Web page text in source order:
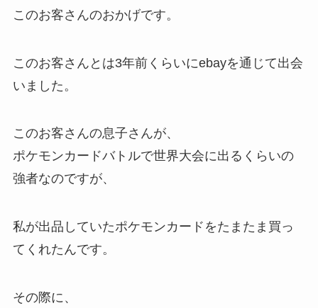
このお客さんのおかげです。
このお客さんとは3年前くらいにebayを通じて出会
いました。
このお客さんの息子さんが、
ポケモンカードバトルで世界大会に出るくらいの
強者なのですが、
私が出品していたポケモンカードをたまたま買っ
てくれたんです。
その際に、